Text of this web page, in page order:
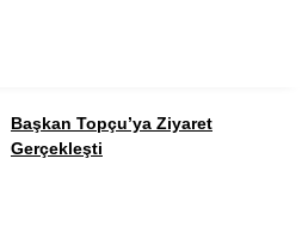
Başkan Topçu’ya Ziyaret
Gerçekleşti